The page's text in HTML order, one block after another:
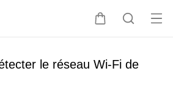
C
v
R
h
Ou
le réseau Wi-Fi de